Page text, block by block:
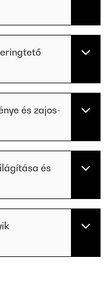
és zajos-
és